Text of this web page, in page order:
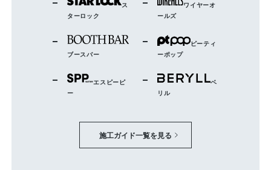
ス
ターロック
ブースバー
エスピーピ
ー
ワイヤーオ
ールズ
ピーティ
ーポップ
ベ
リル
施工ガイド一覧を見る